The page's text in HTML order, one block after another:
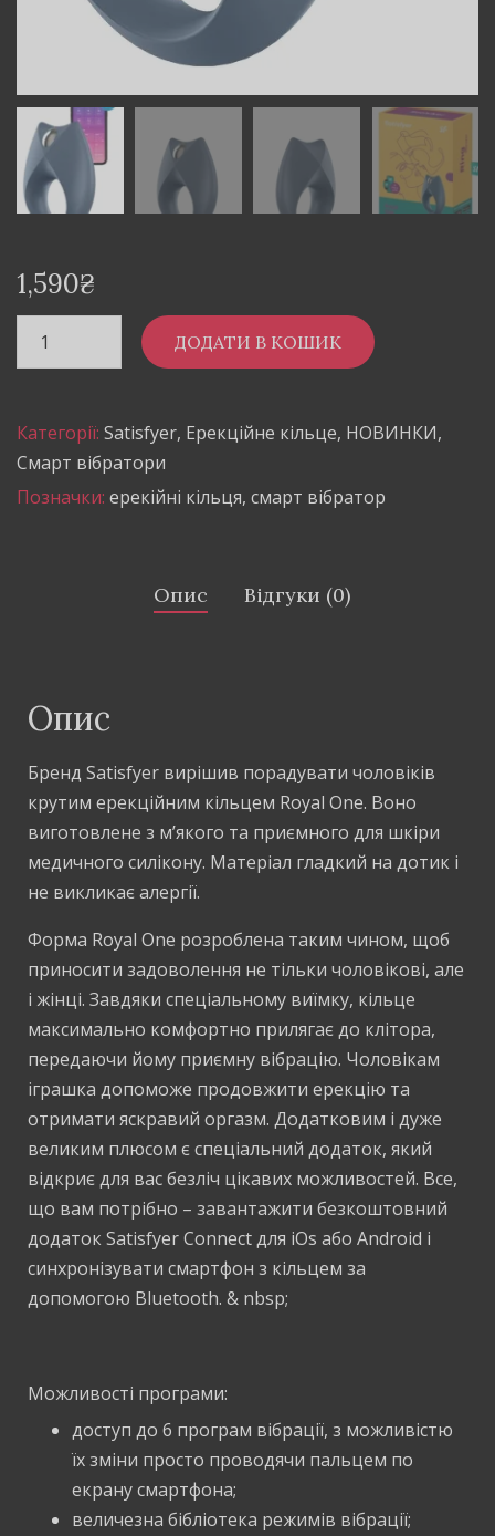
1,590₴
ДОДАТИ В КОШИК
Категорії: Satisfyer, Ерекційне кільце, НОВИНКИ,
Смарт вібратори
Позначки: ерекійні кільця, смарт вібратор
Опис Відгуки (0)
Опис
Бренд Satisfyer вирішив порадувати чоловіків
крутим ерекційним кільцем Royal One. Воно
виготовлене з м’якого та приємного для шкіри
медичного силікону. Матеріал гладкий на дотик і
не викликає алергії.
Форма Royal One розроблена таким чином, щоб
приносити задоволення не тільки чоловікові, але
і жінці. Завдяки спеціальному виїмку, кільце
максимально комфортно прилягає до клітора,
передаючи йому приємну вібрацію. Чоловікам
іграшка допоможе продовжити ерекцію та
отримати яскравий оргазм. Додатковим і дуже
великим плюсом є спеціальний додаток, який
відкриє для вас безліч цікавих можливостей. Все,
що вам потрібно – завантажити безкоштовний
додаток Satisfyer Connect для iOs або Android і
синхронізувати смартфон з кільцем за
допомогою Bluetooth. & nbsp;
Можливості програми:
доступ до 6 програм вібрації, з можливістю
їх зміни просто проводячи пальцем по
екрану смартфона;
величезна бібліотека режимів вібрації;